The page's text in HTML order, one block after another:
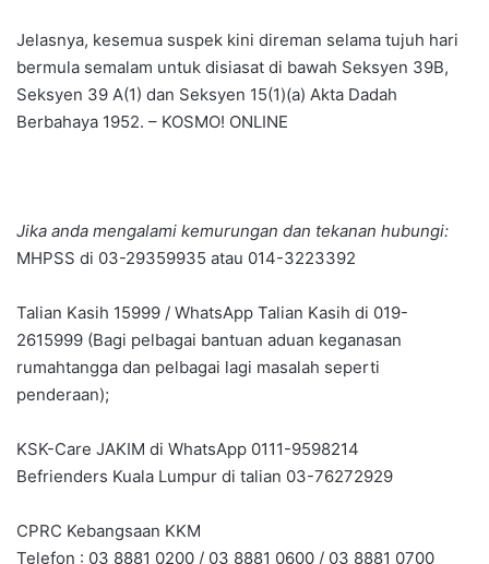
Jelasnya, kesemua suspek kini direman selama tujuh hari
bermula semalam untuk disiasat di bawah Seksyen 39B,
Seksyen 39 A(1) dan Seksyen 15(1)(a) Akta Dadah
Berbahaya 1952. – KOSMO! ONLINE
Jika anda mengalami kemurungan dan tekanan hubungi:
MHPSS di 03-29359935 atau 014-3223392
Talian Kasih 15999 / WhatsApp Talian Kasih di 019-
2615999 (Bagi pelbagai bantuan aduan keganasan
rumahtangga dan pelbagai lagi masalah seperti
penderaan);
KSK-Care JAKIM di WhatsApp 0111-9598214
Befrienders Kuala Lumpur di talian 03-76272929
CPRC Kebangsaan KKM
Telefon : 03 8881 0200 / 03 8881 0600 / 03 8881 0700